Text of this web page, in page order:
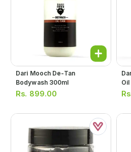
Dari Mooch De-Tan
Bodywash 300ml
Rs. 899.00